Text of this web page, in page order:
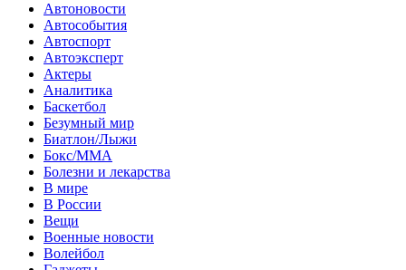
Автоновости
Автособытия
Автоспорт
Автоэксперт
Актеры
Аналитика
Баскетбол
Безумный мир
Биатлон/Лыжи
Бокс/MMA
Болезни и лекарства
В мире
В России
Вещи
Военные новости
Волейбол